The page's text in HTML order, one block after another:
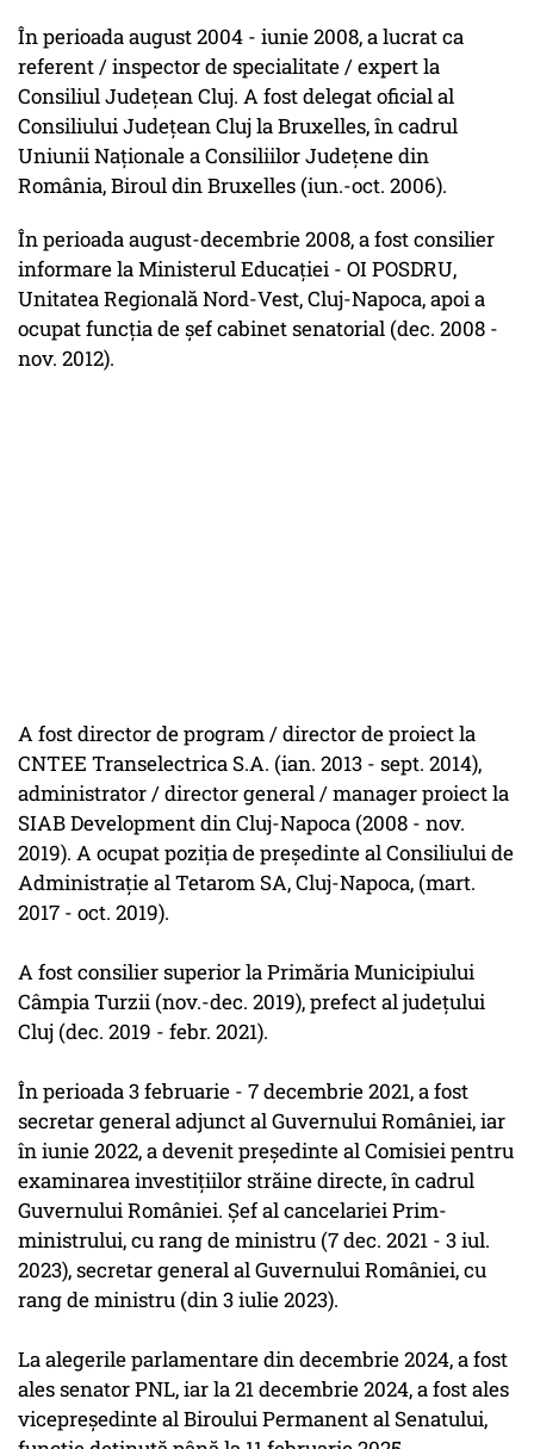
În perioada august 2004 - iunie 2008, a lucrat ca
referent / inspector de specialitate / expert la
Consiliul Județean Cluj. A fost delegat oficial al
Consiliului Județean Cluj la Bruxelles, în cadrul
Uniunii Naționale a Consiliilor Județene din
România, Biroul din Bruxelles (iun.-oct. 2006).
În perioada august-decembrie 2008, a fost consilier
informare la Ministerul Educației - OI POSDRU,
Unitatea Regională Nord-Vest, Cluj-Napoca, apoi a
ocupat funcția de șef cabinet senatorial (dec. 2008 -
nov. 2012).
A fost director de program / director de proiect la
CNTEE Transelectrica S.A. (ian. 2013 - sept. 2014),
administrator / director general / manager proiect la
SIAB Development din Cluj-Napoca (2008 - nov.
2019). A ocupat poziția de președinte al Consiliului de
Administrație al Tetarom SA, Cluj-Napoca, (mart.
2017 - oct. 2019).
A fost consilier superior la Primăria Municipiului
Câmpia Turzii (nov.-dec. 2019), prefect al județului
Cluj (dec. 2019 - febr. 2021).
În perioada 3 februarie - 7 decembrie 2021, a fost
secretar general adjunct al Guvernului României, iar
în iunie 2022, a devenit președinte al Comisiei pentru
examinarea investițiilor străine directe, în cadrul
Guvernului României. Șef al cancelariei Prim-
ministrului, cu rang de ministru (7 dec. 2021 - 3 iul.
2023), secretar general al Guvernului României, cu
rang de ministru (din 3 iulie 2023).
La alegerile parlamentare din decembrie 2024, a fost
ales senator PNL, iar la 21 decembrie 2024, a fost ales
vicepreședinte al Biroului Permanent al Senatului,